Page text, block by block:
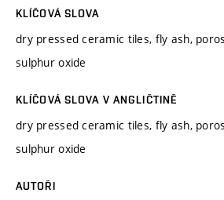
KLÍČOVÁ SLOVA
dry pressed ceramic tiles, fly ash,
sulphur oxide
KLÍČOVÁ SLOVA V ANGLIČTINĚ
dry pressed ceramic tiles, fly ash,
sulphur oxide
AUTOŘI